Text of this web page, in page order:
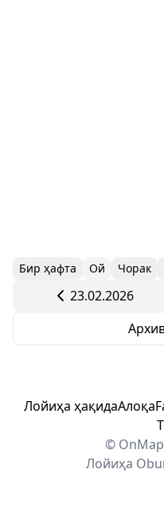
Бир ҳафта Ой Чорак
23.02.2026
Лойиҳа ҳақидаАлоқа
©
Лойиҳа